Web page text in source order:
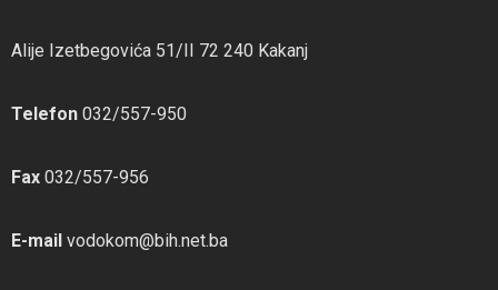
Alije Izetbegovića 51/II 72 240 Kakanj
Telefon 032/557-950
Fax 032/557-956
E-mail vodokom@bih.net.ba